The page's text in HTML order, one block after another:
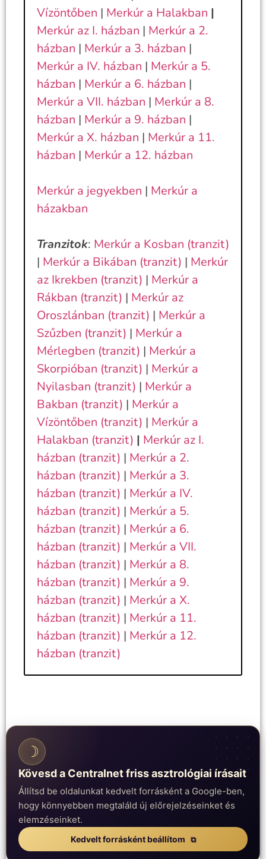
Vízöntőben | Merkúr a Halakban |
Merkúr az I. házban | Merkúr a 2.
házban | Merkúr a 3. házban |
Merkúr a IV. házban | Merkúr a 5.
házban | Merkúr a 6. házban |
Merkúr a VII. házban | Merkúr a 8.
házban | Merkúr a 9. házban |
Merkúr a X. házban | Merkúr a 11.
házban | Merkúr a 12. házban
Merkúr a jegyekben | Merkúr a
házakban
Tranzitok: Merkúr a Kosban (tranzit)
| Merkúr a Bikában (tranzit) | Merkúr
az Ikrekben (tranzit) | Merkúr a
Rákban (tranzit) | Merkúr az
Oroszlánban (tranzit) | Merkúr a
Szűzben (tranzit) | Merkúr a
Mérlegben (tranzit) | Merkúr a
Skorpióban (tranzit) | Merkúr a
Nyilasban (tranzit) | Merkúr a
Bakban (tranzit) | Merkúr a
Vízöntőben (tranzit) | Merkúr a
Halakban (tranzit) | Merkúr az I.
házban (tranzit) | Merkúr a 2.
házban (tranzit) | Merkúr a 3.
házban (tranzit) | Merkúr a IV.
házban (tranzit) | Merkúr a 5.
házban (tranzit) | Merkúr a 6.
házban (tranzit) | Merkúr a VII.
házban (tranzit) | Merkúr a 8.
házban (tranzit) | Merkúr a 9.
házban (tranzit) | Merkúr a X.
házban (tranzit) | Merkúr a 11.
házban (tranzit) | Merkúr a 12.
házban (tranzit)
☽
Kövesd a Centralnet friss asztrológiai írásait
Állítsd be oldalunkat kedvelt forrásként a Google-ben,
hogy könnyebben megtaláld új előrejelzéseinket és
elemzéseinket.
Kedvelt forrásként beállítom